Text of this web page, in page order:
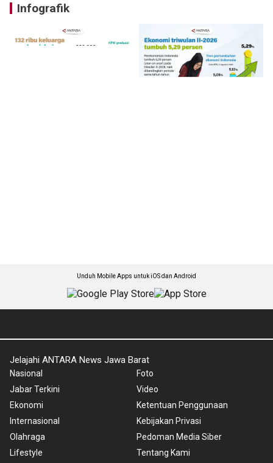
Infografik
Unduh Mobile Apps untuk iOS dan Android
Jelajahi ANTARA News Jawa Barat
Nasional
Jabar Terkini
Ekonomi
Internasional
Olahraga
Lifestyle
Foto
Video
Ketentuan Penggunaan
Kebijakan Privasi
Pedoman Media Siber
Tentang Kami